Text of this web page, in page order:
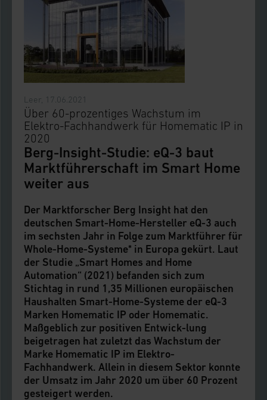
Leer, 17.06.2021
Berg-Insight-Studie: eQ-3 baut
Marktführerschaft im Smart Home
weiter aus
Über 60-prozentiges Wachstum im
Elektro-Fachhandwerk für Homematic IP in
2020
Der Marktforscher Berg Insight hat den
deutschen Smart-Home-Hersteller eQ-3 auch
im sechsten Jahr in Folge zum Marktführer für
Whole-Home-Systeme* in Europa gekürt. Laut
der Studie „Smart Homes and Home
Automation“ (2021) befanden sich zum
Stichtag in rund 1,35 Millionen europäischen
Haushalten Smart-Home-Systeme der eQ-3
Marken Homematic IP oder Homematic.
Maßgeblich zur positiven Entwick-lung
beigetragen hat zuletzt das Wachstum der
Marke Homematic IP im Elektro-
Fachhandwerk. Allein in diesem Sektor konnte
der Umsatz im Jahr 2020 um über 60 Prozent
gesteigert werden.